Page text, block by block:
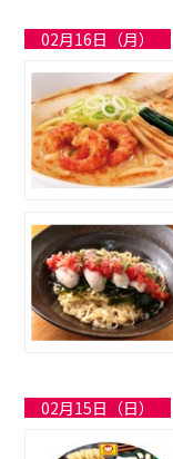
02月16日（月）
02月15日（日）